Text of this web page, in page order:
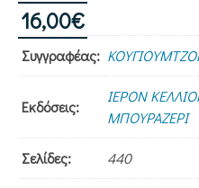
16,00€
Συγγραφέας:
Εκδόσεις:
ΙΕΡΟΝ
ΜΠΟΥΡΑΖΕΡΙ
Σελίδες: 440